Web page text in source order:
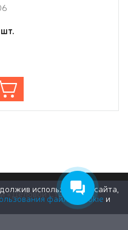
«Деловой Стиль»
использование сайта,
файлов cookie и